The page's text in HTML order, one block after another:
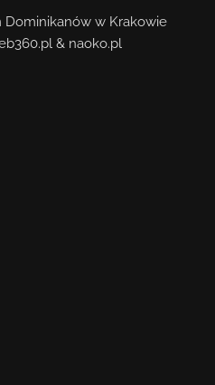
Dominikanów w Krakowie
& naoko.pl